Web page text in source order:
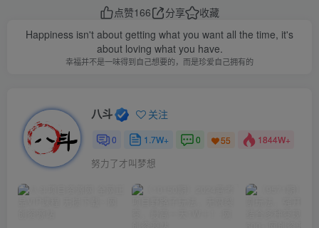
点赞166 分享
收藏
Happiness isn't about getting what you want all the time, it's
about loving what you have.
幸福并不是一味得到自己想要的，而是珍爱自己拥有的
八斗 关注
0 1.7W+ 0 55 1844W+
努力了才叫梦想